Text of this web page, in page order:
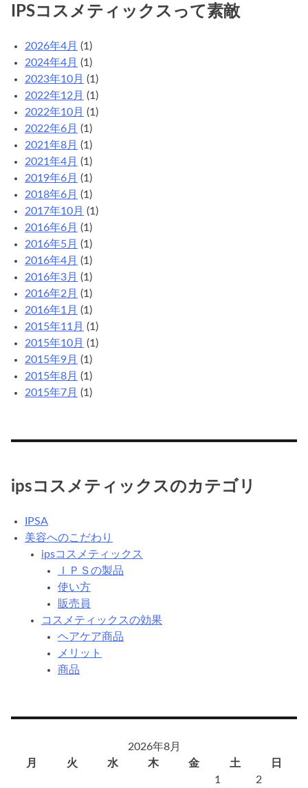
IPSコスメティックスって素敵
2026年4月 (1)
2024年4月 (1)
2023年10月 (1)
2022年12月 (1)
2022年10月 (1)
2022年6月 (1)
2021年8月 (1)
2021年4月 (1)
2019年6月 (1)
2018年6月 (1)
2017年10月 (1)
2016年6月 (1)
2016年5月 (1)
2016年4月 (1)
2016年3月 (1)
2016年2月 (1)
2016年1月 (1)
2015年11月 (1)
2015年10月 (1)
2015年9月 (1)
2015年8月 (1)
2015年7月 (1)
ipsコスメティックスのカテゴリ
IPSA
美容へのこだわり
ipsコスメティックス
ＩＰＳの製品
使い方
販売員
コスメティックスの効果
ヘアケア商品
メリット
商品
2026年8月
月
火 水 木 金 土
日
1
2